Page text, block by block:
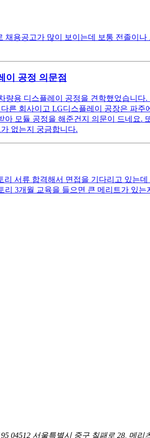
용공고가 많이 보이는데 보통 전졸이
이 공정 의문점
용 디스플레이 공정을 견학했었습니
른 회사이고 LG디스플레이 공장은 파
모듈 공정을 해준건지 의문이 드네요
없는지 궁금합니다.
서류 합격해서 면접을 기다리고 있는
3개월 교육을 들으면 큰 메리트가 있
04512 서울특별시 중구 칠패로 28, 메리